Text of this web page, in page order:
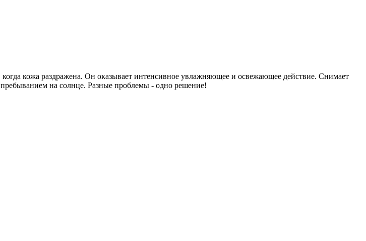
кожа раздражена. Он оказывает интенсивное увлажняющее и освежающее действие. Снимает
на солнце. Разные проблемы - одно решение!